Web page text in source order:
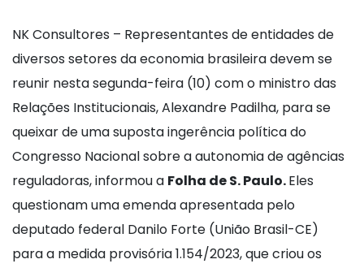
NK Consultores – Representantes de entidades de
diversos setores da economia brasileira devem se
reunir nesta segunda-feira (10) com o ministro das
Relações Institucionais, Alexandre Padilha, para se
queixar de uma suposta ingerência política do
Congresso Nacional sobre a autonomia de agências
reguladoras, informou a Folha de S. Paulo.Eles
questionam uma emenda apresentada pelo
deputado federal Danilo Forte (União Brasil-CE)
para a medida provisória 1.154/2023, que criou os